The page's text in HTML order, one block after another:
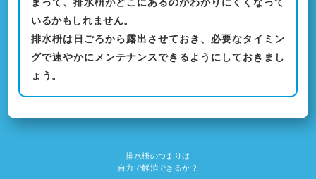
まって、排水枡がどこにあるのかわかりにくくなって
いるかもしれません。
排水枡は日ごろから露出させておき、必要なタイミン
グで速やかにメンテナンスできるようにしておきまし
ょう。
排水枡のつまりは
自力で解消できるか？